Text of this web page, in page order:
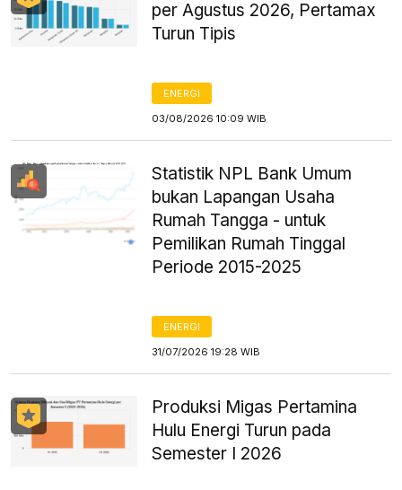
per Agustus 2026, Pertamax
Turun Tipis
ENERGI
03/08/2026 10:09 WIB
Statistik NPL Bank Umum
bukan Lapangan Usaha
Rumah Tangga - untuk
Pemilikan Rumah Tinggal
Periode 2015-2025
ENERGI
31/07/2026 19:28 WIB
Produksi Migas Pertamina
Hulu Energi Turun pada
Semester I 2026